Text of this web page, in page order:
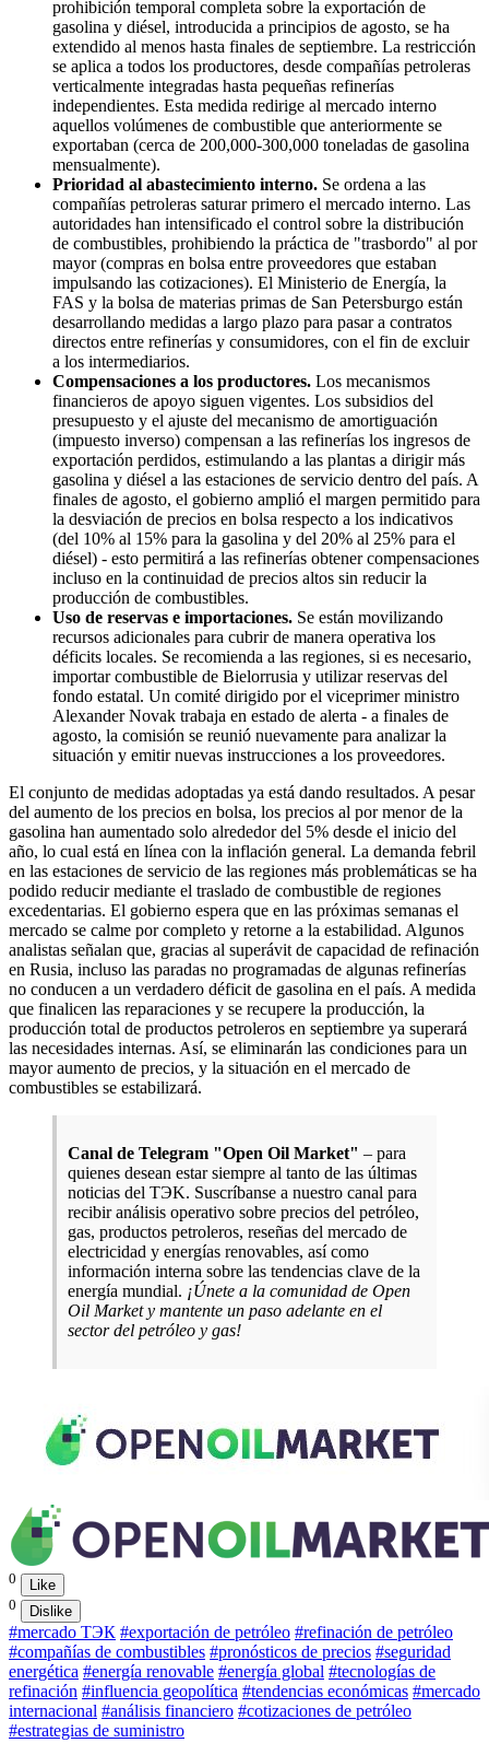
prohibición temporal completa sobre la exportación de
gasolina y diésel, introducida a principios de agosto, se ha
extendido al menos hasta finales de septiembre. La restricción
se aplica a todos los productores, desde compañías petroleras
verticalmente integradas hasta pequeñas refinerías
independientes. Esta medida redirige al mercado interno
aquellos volúmenes de combustible que anteriormente se
exportaban (cerca de 200,000-300,000 toneladas de gasolina
mensualmente).
Prioridad al abastecimiento interno. Se ordena a las
compañías petroleras saturar primero el mercado interno. Las
autoridades han intensificado el control sobre la distribución
de combustibles, prohibiendo la práctica de "trasbordo" al por
mayor (compras en bolsa entre proveedores que estaban
impulsando las cotizaciones). El Ministerio de Energía, la
FAS y la bolsa de materias primas de San Petersburgo están
desarrollando medidas a largo plazo para pasar a contratos
directos entre refinerías y consumidores, con el fin de excluir
a los intermediarios.
Compensaciones a los productores. Los mecanismos
financieros de apoyo siguen vigentes. Los subsidios del
presupuesto y el ajuste del mecanismo de amortiguación
(impuesto inverso) compensan a las refinerías los ingresos de
exportación perdidos, estimulando a las plantas a dirigir más
gasolina y diésel a las estaciones de servicio dentro del país. A
finales de agosto, el gobierno amplió el margen permitido para
la desviación de precios en bolsa respecto a los indicativos
(del 10% al 15% para la gasolina y del 20% al 25% para el
diésel) - esto permitirá a las refinerías obtener compensaciones
incluso en la continuidad de precios altos sin reducir la
producción de combustibles.
Uso de reservas e importaciones. Se están movilizando
recursos adicionales para cubrir de manera operativa los
déficits locales. Se recomienda a las regiones, si es necesario,
importar combustible de Bielorrusia y utilizar reservas del
fondo estatal. Un comité dirigido por el viceprimer ministro
Alexander Novak trabaja en estado de alerta - a finales de
agosto, la comisión se reunió nuevamente para analizar la
situación y emitir nuevas instrucciones a los proveedores.
El conjunto de medidas adoptadas ya está dando resultados. A pesar
del aumento de los precios en bolsa, los precios al por menor de la
gasolina han aumentado solo alrededor del 5% desde el inicio del
año, lo cual está en línea con la inflación general. La demanda febril
en las estaciones de servicio de las regiones más problemáticas se ha
podido reducir mediante el traslado de combustible de regiones
excedentarias. El gobierno espera que en las próximas semanas el
mercado se calme por completo y retorne a la estabilidad. Algunos
analistas señalan que, gracias al superávit de capacidad de refinación
en Rusia, incluso las paradas no programadas de algunas refinerías
no conducen a un verdadero déficit de gasolina en el país. A medida
que finalicen las reparaciones y se recupere la producción, la
producción total de productos petroleros en septiembre ya superará
las necesidades internas. Así, se eliminarán las condiciones para un
mayor aumento de precios, y la situación en el mercado de
combustibles se estabilizará.
Canal de Telegram "Open Oil Market" – para
quienes desean estar siempre al tanto de las últimas
noticias del TЭK. Suscríbanse a nuestro canal para
recibir análisis operativo sobre precios del petróleo,
gas, productos petroleros, reseñas del mercado de
electricidad y energías renovables, así como
información interna sobre las tendencias clave de la
energía mundial. ¡Únete a la comunidad de Open
Oil Market y mantente un paso adelante en el
sector del petróleo y gas!
0
Like
0
Dislike
#mercado TЭК #exportación de petróleo #refinación de petróleo
#compañías de combustibles #pronósticos de precios #seguridad
energética #energía renovable #energía global #tecnologías de
refinación #influencia geopolítica #tendencias económicas #mercado
internacional #análisis financiero #cotizaciones de petróleo
#estrategias de suministro